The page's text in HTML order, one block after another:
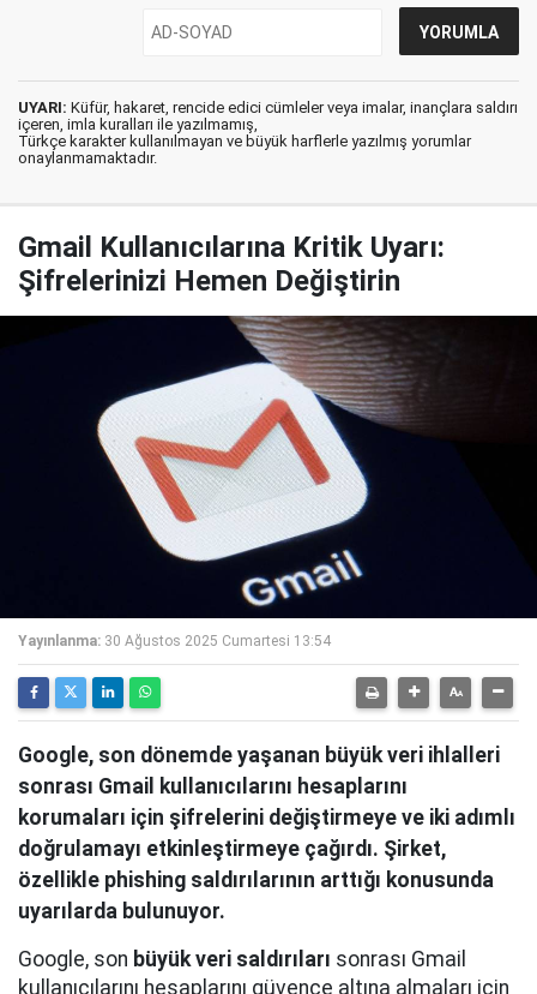
UYARI: Küfür, hakaret, rencide edici cümleler veya imalar, inançlara saldırı
içeren, imla kuralları ile yazılmamış,
Türkçe karakter kullanılmayan ve büyük harflerle yazılmış yorumlar
onaylanmamaktadır.
Gmail Kullanıcılarına Kritik Uyarı:
Şifrelerinizi Hemen Değiştirin
Yayınlanma: 30 Ağustos 2025 Cumartesi 13:54
Google, son dönemde yaşanan büyük veri ihlalleri
sonrası Gmail kullanıcılarını hesaplarını
korumaları için şifrelerini değiştirmeye ve iki adımlı
doğrulamayı etkinleştirmeye çağırdı. Şirket,
özellikle phishing saldırılarının arttığı konusunda
uyarılarda bulunuyor.
Google, son büyük veri saldırıları sonrası Gmail
kullanıcılarını hesaplarını güvence altına almaları için